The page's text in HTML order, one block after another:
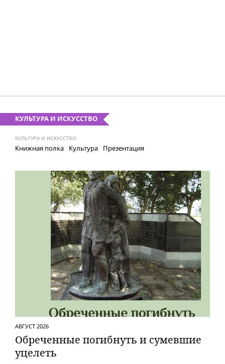
КУЛЬТУРА И ИСКУССТВО
КУЛЬТУРА И ИСКУССТВО
Книжная полка Культура Презентация
АВГУСТ 2026
Обреченные погибнуть и сумевшие
уцелеть